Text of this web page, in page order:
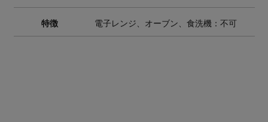
特徴 電子レンジ、オーブン、食洗機：不可